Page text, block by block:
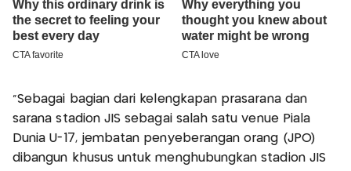
"Sebagai bagian dari kelengkapan prasarana dan
sarana stadion JIS sebagai salah satu venue Piala
Dunia U-17, jembatan penyeberangan orang (JPO)
dibangun khusus untuk menghubungkan stadion JIS